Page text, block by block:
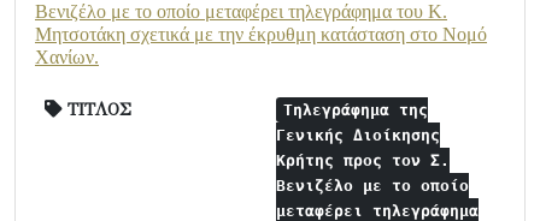
Βενιζέλο με το οποίο μεταφέρει τηλεγράφημα του Κ.
Μητσοτάκη σχετικά με την έκρυθμη κατάσταση στο Νομό
Χανίων.
ΤΙΤΛΟΣ
Τηλεγράφημα της
Γενικής Διοίκησης
Κρήτης προς τον Σ.
Βενιζέλο με το οποίο
μεταφέρει τηλεγράφημα